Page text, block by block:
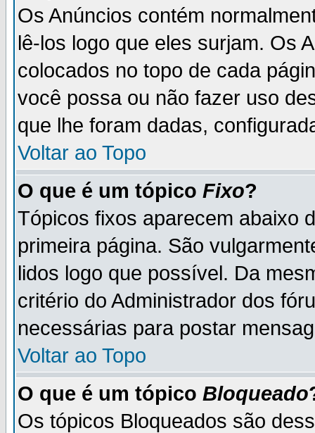
Os Anúncios contém
lê-los logo que eles surjam. Os
colocados no topo de cada
você possa ou não fazer uso
que lhe foram dadas,
Voltar ao Topo
O que é um tópico Fixo?
Tópicos fixos aparecem abaixo
primeira página. São
lidos logo que possível. Da
critério do Administrador dos
necessárias para postar
Voltar ao Topo
O que é um tópico Bloqueado
Os tópicos Bloqueados são